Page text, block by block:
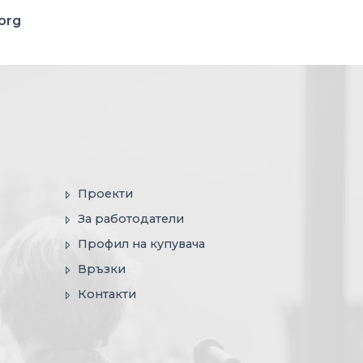
Проекти
За работодатели
Профил на купувача
Връзки
Контакти